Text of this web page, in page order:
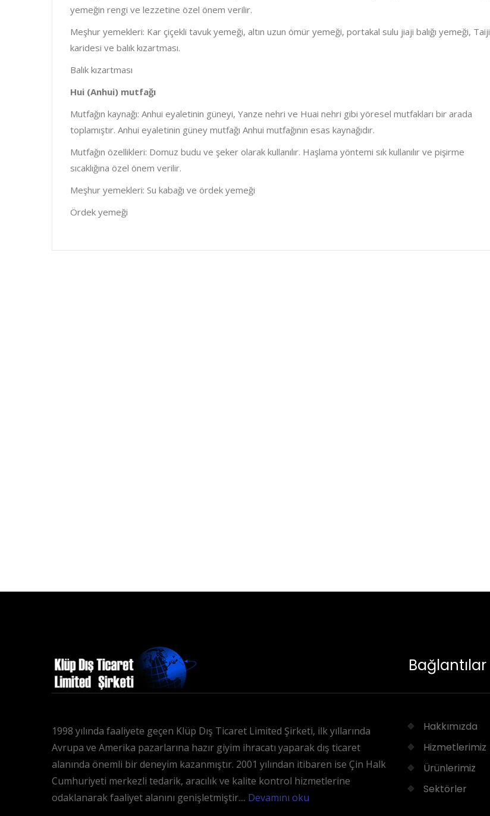
yemeğin rengi ve lezzetine özel önem verilir.
Meşhur yemekleri: Kar çiçekli tavuk yemeği, altın uzun ömür yemeği, portakal sulu jiaji balığı yemeği, Taiji
karidesi ve balık kızartması.
Balık kızartması
Hui (Anhui) mutfağı
Mutfağın kaynağı: Anhui eyaletinin güneyi, Yanze nehri ve Huai nehri gibi yöresel mutfakları bir arada
toplamıştır. Anhui eyaletinin güney mutfağı Anhui mutfağının esas kaynağıdır.
Mutfağın özellikleri: Domuz budu ve şeker olarak kullanılır. Haşlama yöntemi sık kullanılır ve pişirme
sıcaklığına özel önem verilir.
Meşhur yemekleri: Su kabağı ve ördek yemeği
Ördek yemeği
1998 yılında faaliyete geçen Klüp Dış Ticaret Limited Şirketi, ilk yıllarında
Avrupa ve Amerika pazarlarına hazır giyim ihracatı yaparak dış ticaret
alanında önemli bir deneyim kazanmıştır. 2001 yılından itibaren ise Çin Halk
Cumhuriyeti merkezli tedarik, aracılık ve kalite kontrol hizmetlerine
odaklanarak faaliyet alanını genişletmiştir.... Devamını oku
Bağlantılar
Hakkımızda
Hizmetlerimiz
Ürünlerimiz
Sektörler